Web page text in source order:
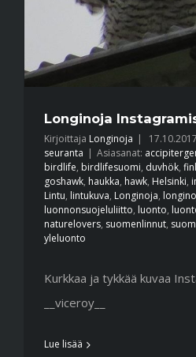
Longinoja
Kirjoittaja Longinoja 17.10.2017
seuranta
Asiasanat:
birdlife, birdlifesuomi, duvhök,
goshawk, haukka, hawk, Helsinki,
Lintu, lintukuva, Longinoja,
luonnonsuojeluliitto, luonto,
naturelovers, suomenlinnut,
yleluonto
Kurkkaa ja tykkää kuvaa
__viceroy__
Lue lisää